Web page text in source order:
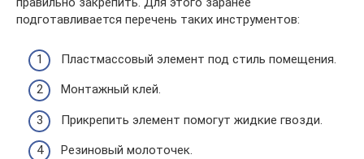
подготавливается перечень таких инструментов:
Пластмассовый элемент под стиль помещения.
Монтажный клей.
Прикрепить элемент помогут жидкие гвозди.
Резиновый молоточек.